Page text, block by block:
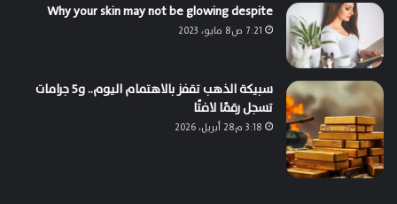
Why your skin may not be glowing despite
7:21 ص8 مايو، 2023
سبيكة الذهب تقفز بالاهتمام اليوم.. و5 جرامات
تسجل رقمًا لافتًا
3:18 م28 أبريل، 2026